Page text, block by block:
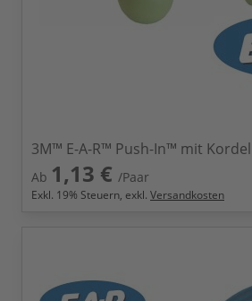
3M™ E-A-R™ Push-In™ mit
Ab 1,13 € /Paar
Exkl. 19% Steuern, exkl. Versandkosten